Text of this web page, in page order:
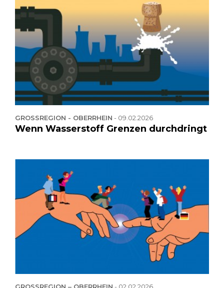
GROSSREGION - OBERRHEIN - 09.02.2026
Wenn Wasserstoff Grenzen durchdringt
GROSSREGION – OBERRHEIN - 02.02.2026